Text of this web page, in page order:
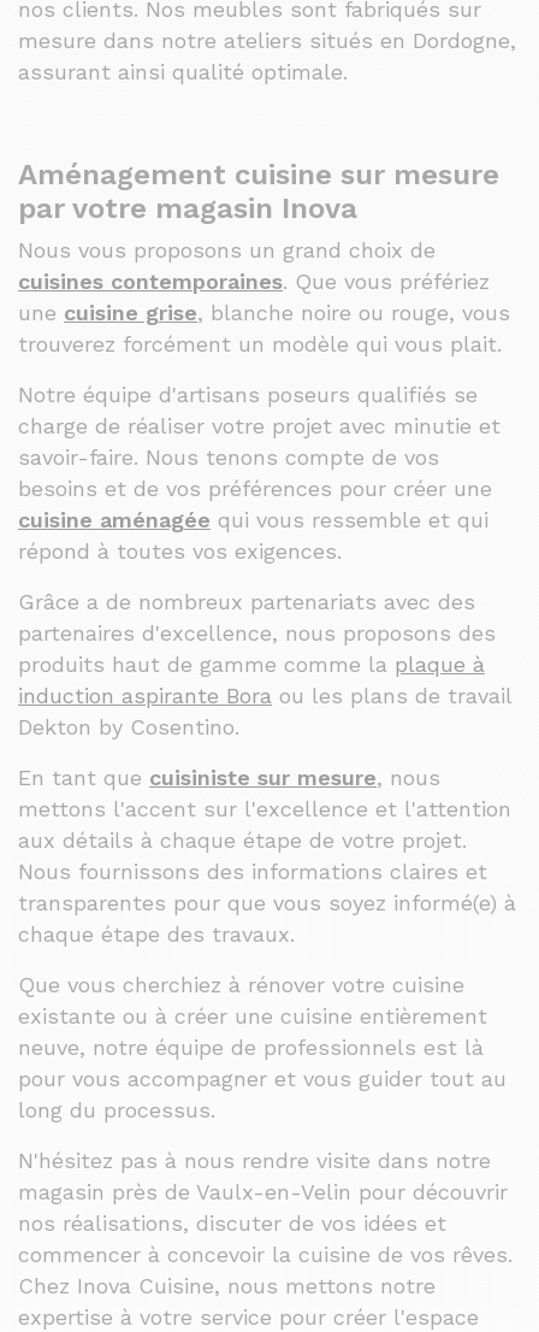
nos clients. Nos meubles sont fabriqués sur
mesure dans notre ateliers situés en Dordogne,
assurant ainsi qualité optimale.
Aménagement cuisine sur mesure
par votre magasin Inova
Nous vous proposons un grand choix de
cuisines contemporaines. Que vous préfériez
une cuisine grise, blanche noire ou rouge, vous
trouverez forcément un modèle qui vous plait.
Notre équipe d'artisans poseurs qualifiés se
charge de réaliser votre projet avec minutie et
savoir-faire. Nous tenons compte de vos
besoins et de vos préférences pour créer une
cuisine aménagée qui vous ressemble et qui
répond à toutes vos exigences.
Grâce a de nombreux partenariats avec des
partenaires d'excellence, nous proposons des
produits haut de gamme comme la plaque à
induction aspirante Bora ou les plans de travail
Dekton by Cosentino.
En tant que cuisiniste sur mesure, nous
mettons l'accent sur l'excellence et l'attention
aux détails à chaque étape de votre projet.
Nous fournissons des informations claires et
transparentes pour que vous soyez informé(e) à
chaque étape des travaux.
Que vous cherchiez à rénover votre cuisine
existante ou à créer une cuisine entièrement
neuve, notre équipe de professionnels est là
pour vous accompagner et vous guider tout au
long du processus.
N'hésitez pas à nous rendre visite dans notre
magasin près de Vaulx-en-Velin pour découvrir
nos réalisations, discuter de vos idées et
commencer à concevoir la cuisine de vos rêves.
Chez Inova Cuisine, nous mettons notre
expertise à votre service pour créer l'espace